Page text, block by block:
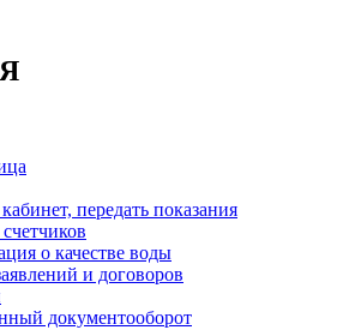
передать показания
о качестве воды
и договоров
документооборот